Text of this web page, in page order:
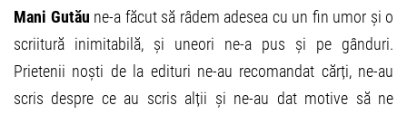
Mani Gutău ne-a făcut să râdem adesea cu un fin umor și o
scriitură inimitabilă, și uneori ne-a pus și pe gânduri.
Prietenii noști de la edituri ne-au recomandat cărți, ne-au
scris despre ce au scris alții și ne-au dat motive să ne